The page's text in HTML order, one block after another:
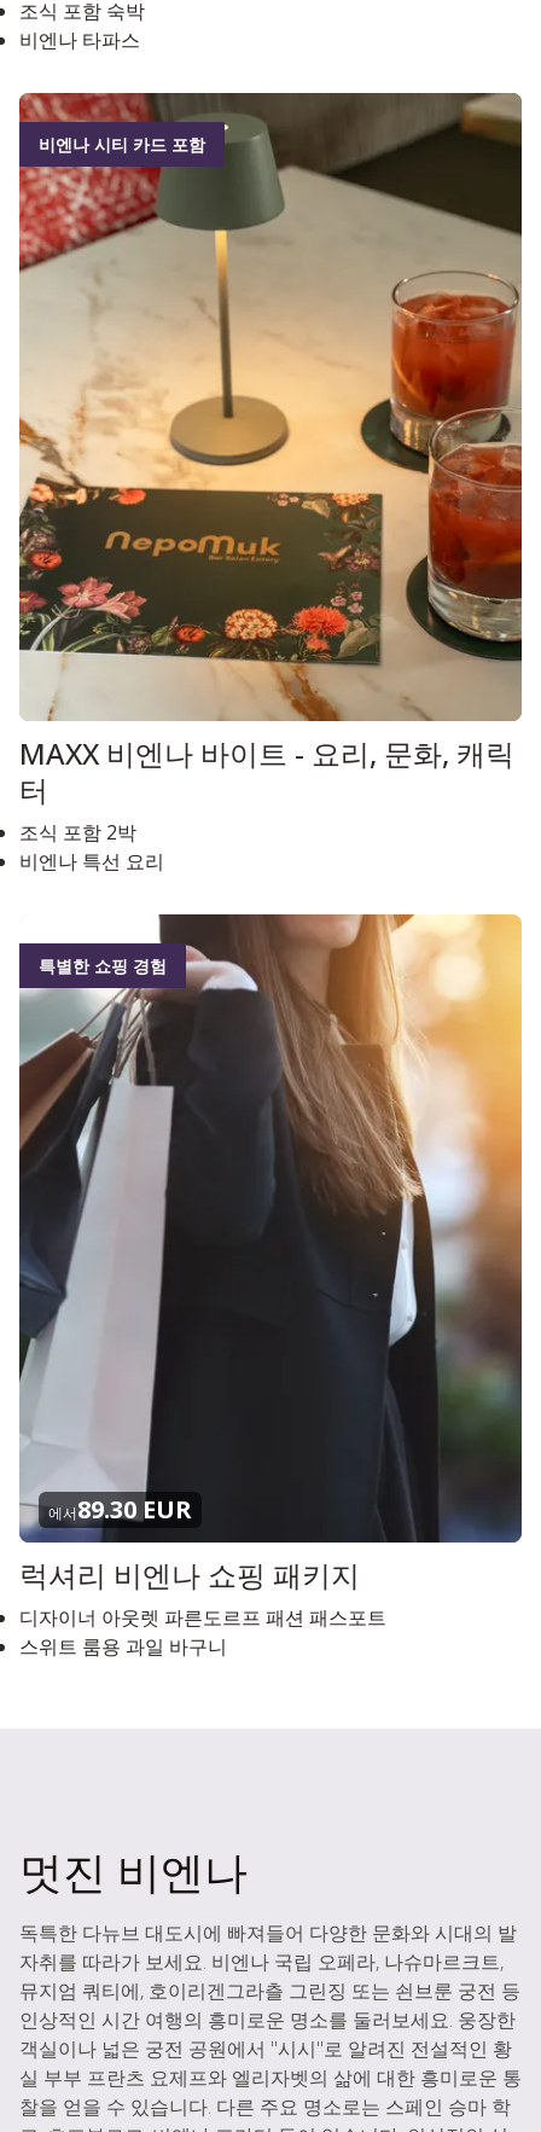
조식 포함 숙박
비엔나 타파스
비엔나 시티 카드 포함
MAXX 비엔나 바이트 - 요리, 문화, 캐릭
터
조식 포함 2박
비엔나 특선 요리
특별한 쇼핑 경험
에서89.30 EUR
럭셔리 비엔나 쇼핑 패키지
디자이너 아웃렛 파른도르프 패션 패스포트
스위트 룸용 과일 바구니
멋진 비엔나
독특한 다뉴브 대도시에 빠져들어 다양한 문화와 시대의 발
자취를 따라가 보세요. 비엔나 국립 오페라, 나슈마르크트,
뮤지엄 쿼티에, 호이리겐그라츨 그린징 또는 쇤브룬 궁전 등
인상적인 시간 여행의 흥미로운 명소를 둘러보세요. 웅장한
객실이나 넓은 궁전 공원에서 "시시"로 알려진 전설적인 황
실 부부 프란츠 요제프와 엘리자벳의 삶에 대한 흥미로운 통
찰을 얻을 수 있습니다. 다른 주요 명소로는 스페인 승마 학